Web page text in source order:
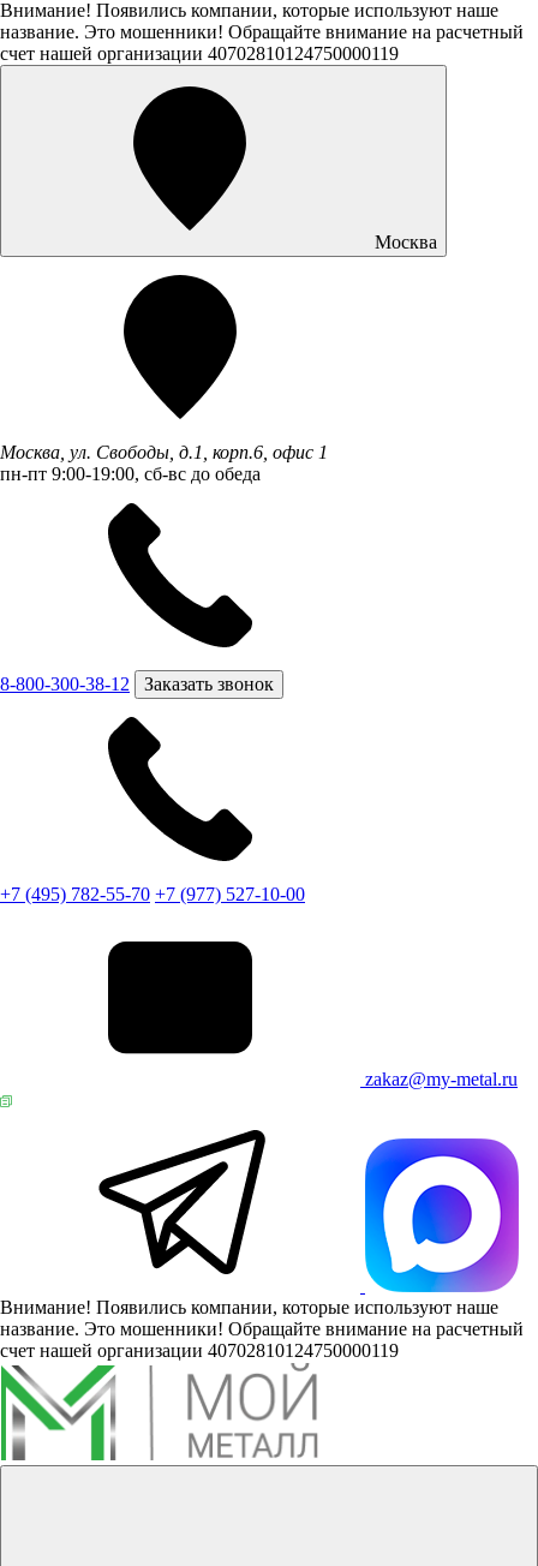
Внимание! Появились компании, которые используют наше
название. Это мошенники! Обращайте внимание на расчетный
счет нашей организации 40702810124750000119
Москва
Москва, ул. Свободы, д.1, корп.6, офис 1
пн-пт 9:00-19:00, сб-вс до обеда
8-800-300-38-12 Заказать звонок
+7 (495) 782-55-70 +7 (977) 527-10-00
zakaz@my-metal.ru
Внимание! Появились компании, которые используют наше
название. Это мошенники! Обращайте внимание на расчетный
счет нашей организации 40702810124750000119